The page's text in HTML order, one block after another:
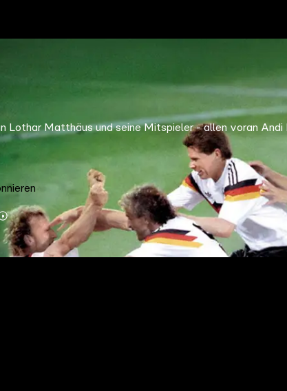
Matthäus und seine Mitspieler - allen voran
Mehr
Details